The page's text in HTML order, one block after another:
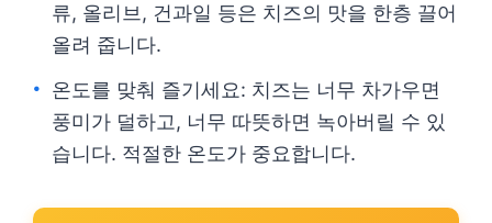
류, 올리브, 건과일 등은 치즈의 맛을 한층 끌어
올려 줍니다.
온도를 맞춰 즐기세요: 치즈는 너무 차가우면
풍미가 덜하고, 너무 따뜻하면 녹아버릴 수 있
습니다. 적절한 온도가 중요합니다.